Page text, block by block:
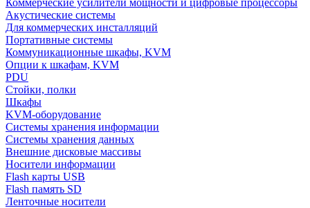
Коммерческие усилители мощности и цифровые процессоры
Акустические системы
Для коммерческих инсталляций
Портативные системы
Коммуникационные шкафы, KVM
Опции к шкафам, KVM
PDU
Стойки, полки
Шкафы
KVM-оборудование
Системы хранения информации
Системы хранения данных
Внешние дисковые массивы
Носители информации
Flash карты USB
Flash память SD
Ленточные носители